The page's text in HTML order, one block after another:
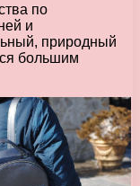
по
и
природный
большим